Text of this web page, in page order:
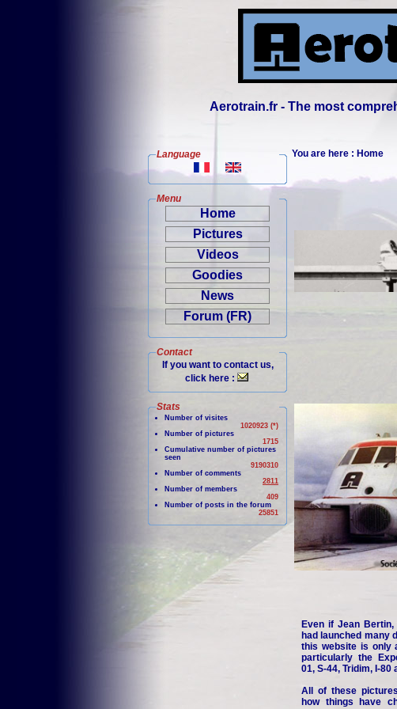
Aerotrain.fr - The most
Language
Menu
Home
Pictures
Videos
Goodies
News
Forum (FR)
Contact
If you want to contact us,
click here :
Stats
Number of visites
1020923 (*)
Number of pictures
1715
Cumulative number of pictures
seen
9190310
Number of comments
2811
Number of members
409
Number of posts in the forum
25851
You are here : Home
Even if Jean
had launched many
this website is only
particularly the
01, S-44, Tridim, I-80
All of these
how things have